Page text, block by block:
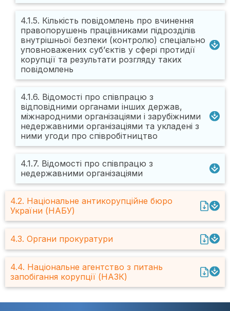
4.1.5. Кількість повідомлень про вчинення
правопорушень працівниками підрозділів
внутрішньої безпеки (контролю) спеціально
уповноважених суб’єктів у сфері протидії
корупції та результати розгляду таких
повідомлень
4.1.6. Відомості про співпрацю з
відповідними органами інших держав,
міжнародними організаціями і зарубіжними
недержавними організаціями та укладені з
ними угоди про співробітництво
4.1.7. Відомості про співпрацю з
недержавними організаціями
4.2. Національне антикорупційне бюро
України (НАБУ)
4.3. Органи прокуратури
4.4. Національне агентство з питань
запобігання корупції (НАЗК)